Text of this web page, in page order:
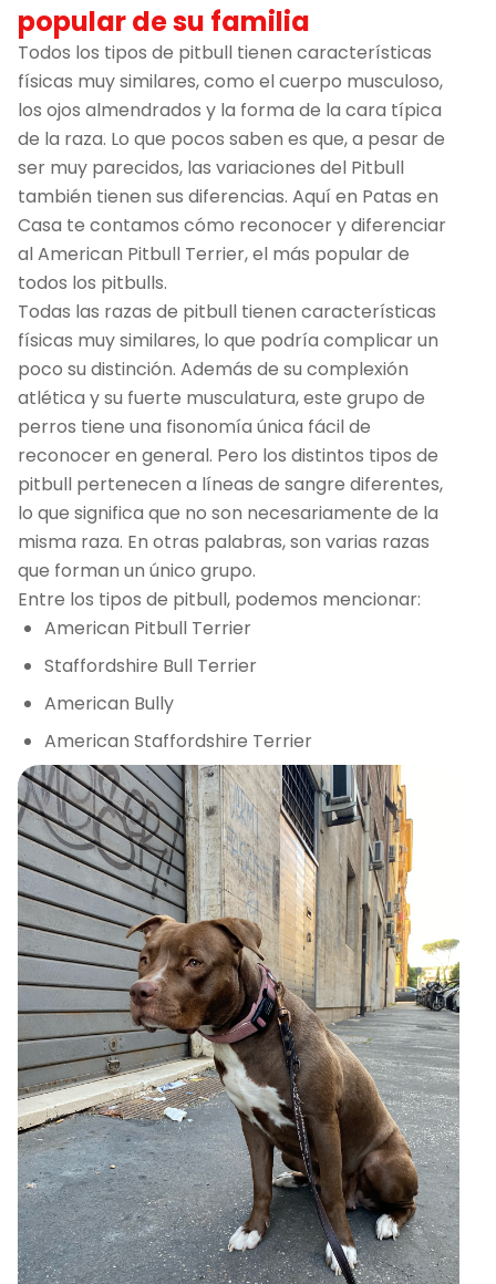
popular de su familia
Todos los tipos de pitbull tienen características
físicas muy similares, como el cuerpo musculoso,
los ojos almendrados y la forma de la cara típica
de la raza. Lo que pocos saben es que, a pesar de
ser muy parecidos, las variaciones del Pitbull
también tienen sus diferencias. Aquí en Patas en
Casa te contamos cómo reconocer y diferenciar
al American Pitbull Terrier, el más popular de
todos los pitbulls.
Todas las razas de pitbull tienen características
físicas muy similares, lo que podría complicar un
poco su distinción. Además de su complexión
atlética y su fuerte musculatura, este grupo de
perros tiene una fisonomía única fácil de
reconocer en general. Pero los distintos tipos de
pitbull pertenecen a líneas de sangre diferentes,
lo que significa que no son necesariamente de la
misma raza. En otras palabras, son varias razas
que forman un único grupo.
Entre los tipos de pitbull, podemos mencionar:
American Pitbull Terrier
Staffordshire Bull Terrier
American Bully
American Staffordshire Terrier